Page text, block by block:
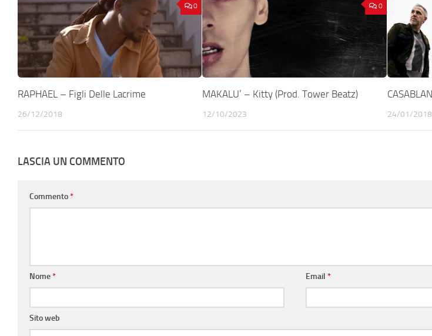
0
RAPHAEL – Figli Delle Lacrime
26/12/2018
0
MAKALU’ – Kitty (Prod. Tower Beatz)
12/10/2023 24/01/2018
LASCIA UN COMMENTO
Commento*
Nome* Email*
Sito web